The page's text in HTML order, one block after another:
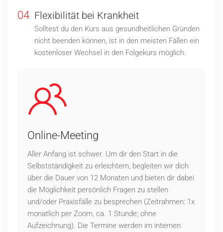
04 Flexibilität bei Krankheit
Solltest du den Kurs aus gesundheitlichen Gründen
nicht beenden können, ist in den meisten Fällen ein
kostenloser Wechsel in den Folgekurs möglich.
Online-Meeting
Aller Anfang ist schwer. Um dir den Start in die
Selbstständigkeit zu erleichtern, begleiten wir dich
über die Dauer von 12 Monaten und bieten dir dabei
die Möglichkeit persönlich Fragen zu stellen
und/oder Praxisfälle zu besprechen (Zeitrahmen: 1x
monatlich per Zoom, ca. 1 Stunde; ohne
Aufzeichnung). Die Termine werden im internen